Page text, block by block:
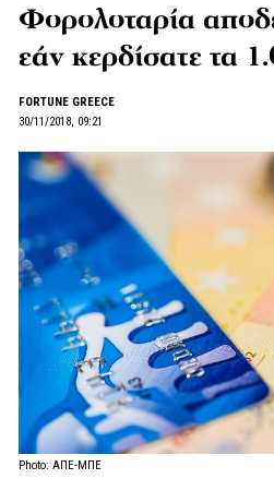
Φορολοταρία
εάν κερδίσατε τα
FORTUNE GREECE
30/11/2018, 09:21
Photo: ΑΠΕ-ΜΠΕ